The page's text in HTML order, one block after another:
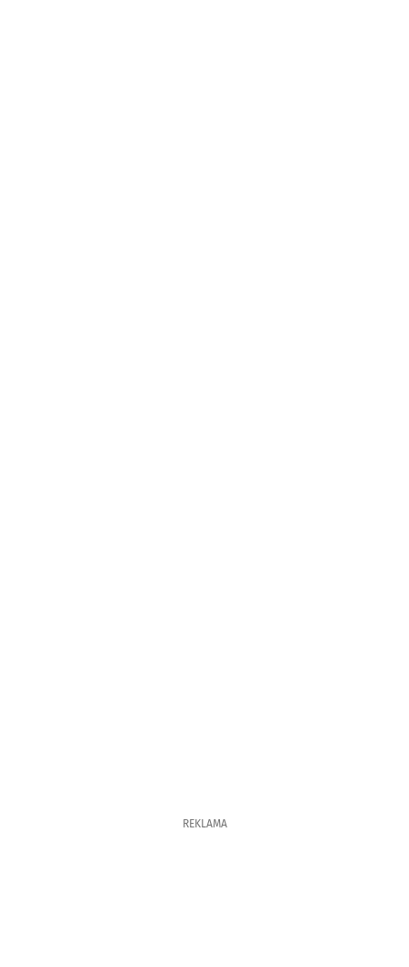
REKLAMA